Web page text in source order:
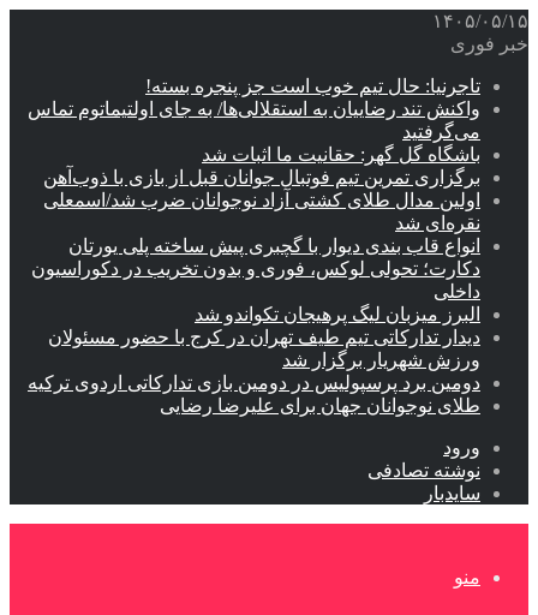
۱۴۰۵/۰۵/۱۵
خبر فوری
تاجرنیا: حال تیم خوب است جز پنجره بسته!
واکنش تند رضاییان به استقلالی‌ها/ به جای اولتیماتوم تماس
می‌گرفتید
باشگاه گل گهر: حقانیت ما اثبات شد
برگزاری تمرین تیم فوتبال جوانان قبل از بازی با ذوب‌آهن
اولین مدال طلای کشتی آزاد نوجوانان ضرب شد/اسمعلی
نقره‌ای شد
انواع قاب بندی دیوار با گچبری پیش ساخته پلی یورتان
دکارت؛ تحولی لوکس، فوری و بدون تخریب در دکوراسیون
داخلی
البرز میزبان لیگ پرهیجان تکواندو شد
دیدار تدارکاتی تیم طیف تهران در کرج با حضور مسئولان
ورزش شهریار برگزار شد
دومین برد پرسپولیس در دومین بازی تدارکاتی اردوی ترکیه
طلای نوجوانان جهان برای علیرضا رضایی
ورود
نوشته تصادفی
سایدبار
منو